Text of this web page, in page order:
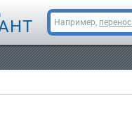
Например,